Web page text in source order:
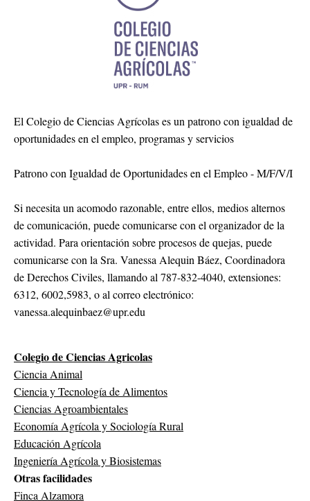
El Colegio de Ciencias Agrícolas es un patrono con igualdad de
oportunidades en el empleo, programas y servicios
Patrono con Igualdad de Oportunidades en el Empleo - M/F/V/I
Si necesita un acomodo razonable, entre ellos, medios alternos
de comunicación, puede comunicarse con el organizador de la
actividad. Para orientación sobre procesos de quejas, puede
comunicarse con la Sra. Vanessa Alequin Báez, Coordinadora
de Derechos Civiles, llamando al 787-832-4040, extensiones:
6312, 6002,5983, o al correo electrónico:
vanessa.alequinbaez@upr.edu
Colegio de Ciencias Agricolas
Ciencia Animal
Ciencia y Tecnología de Alimentos
Ciencias Agroambientales
Economía Agrícola y Sociología Rural
Educación Agrícola
Ingeniería Agrícola y Biosistemas
Otras facilidades
Finca Alzamora